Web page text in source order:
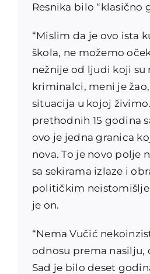
Resnika bilo “klasično
“Mislim da je ovo ista
škola, ne možemo
nežnije od ljudi koji su
kriminalci, meni je
situacija u kojoj
prethodnih 15 godina
ovo je jedna granica
nova. To je novo polje
sa sekirama izlaze i
političkim
je on.
“Nema Vučić
odnosu prema nasilju,
Sad je bilo deset